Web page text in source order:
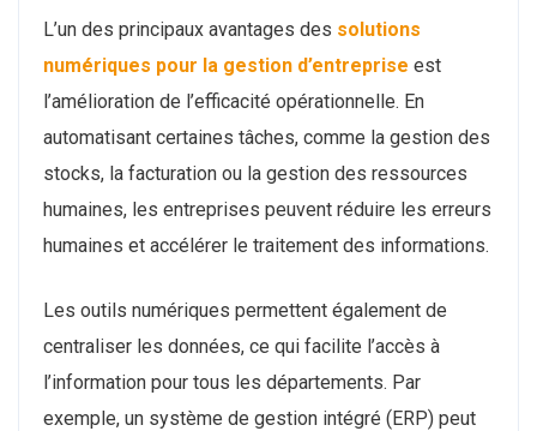
L’un des principaux avantages des solutions
numériques pour la gestion d’entreprise est
l’amélioration de l’efficacité opérationnelle. En
automatisant certaines tâches, comme la gestion des
stocks, la facturation ou la gestion des ressources
humaines, les entreprises peuvent réduire les erreurs
humaines et accélérer le traitement des informations.
Les outils numériques permettent également de
centraliser les données, ce qui facilite l’accès à
l’information pour tous les départements. Par
exemple, un système de gestion intégré (ERP) peut